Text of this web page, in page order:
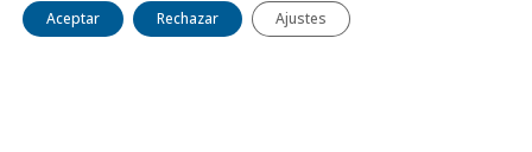
Aceptar Rechazar Ajustes